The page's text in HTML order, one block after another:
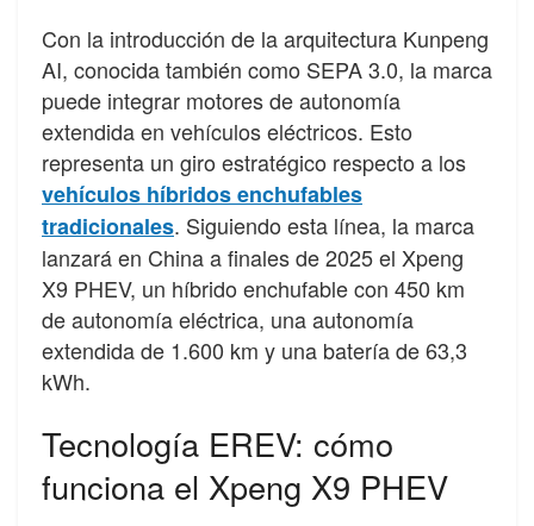
Con la introducción de la arquitectura Kunpeng
AI, conocida también como SEPA 3.0, la marca
puede integrar motores de autonomía
extendida en vehículos eléctricos. Esto
representa un giro estratégico respecto a los
vehículos híbridos enchufables
tradicionales. Siguiendo esta línea, la marca
lanzará en China a finales de 2025 el Xpeng
X9 PHEV, un híbrido enchufable con 450 km
de autonomía eléctrica, una autonomía
extendida de 1.600 km y una batería de 63,3
kWh.
Tecnología EREV: cómo
funciona el Xpeng X9 PHEV